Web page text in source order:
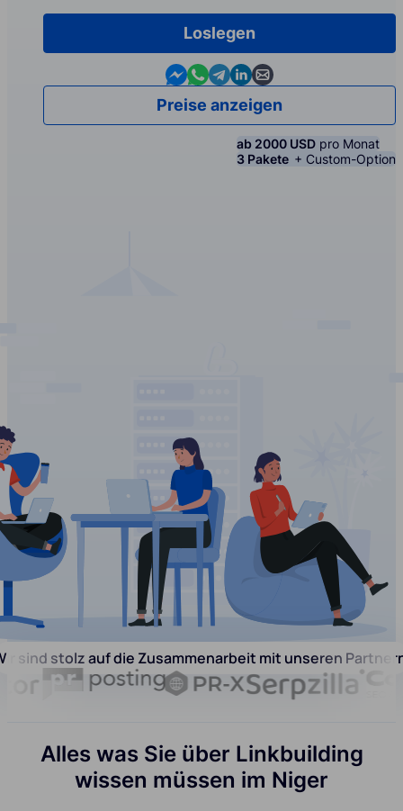
Loslegen
Contact us in Messenger
Contact us in WhatsApp
Contact us in Telegram
Contact us in Linkedin
Contact us by email
Preise anzeigen
ab 2000 USD pro Monat
3 Pakete + Custom-Option
sind stolz auf die Zusammenarbeit mit unseren
Alles was Sie über Linkbuilding
wissen müssen im Niger